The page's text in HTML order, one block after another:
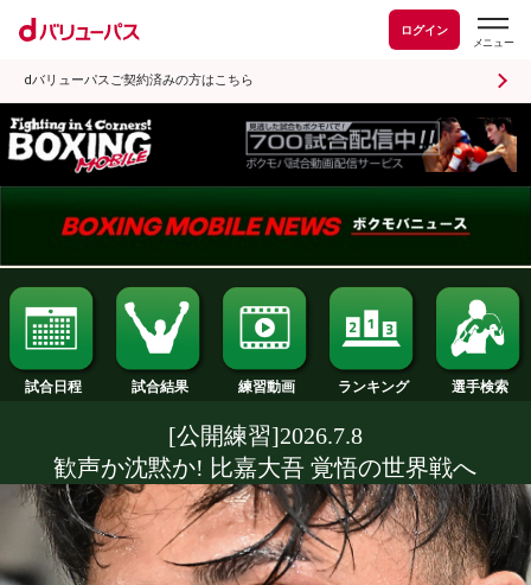
ログイン
dバリューパスご契約済みの方はこちら
試合日程 試合結果 練習動画 ランキング
[公開練習]2026.7.8
歓声か沈黙か! 比嘉大吾 覚悟の世界